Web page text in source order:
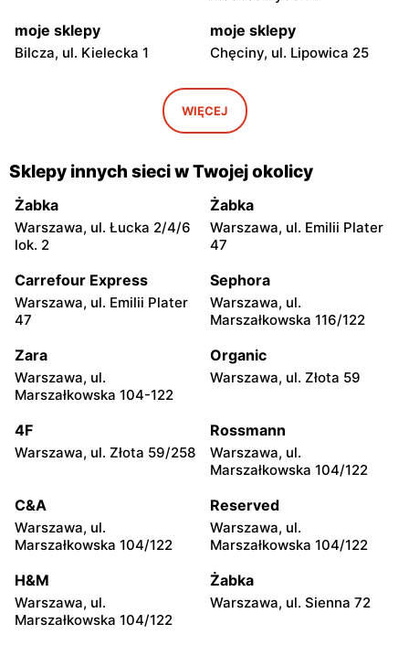
moje sklepy
Bilcza, ul. Kielecka 1
moje sklepy
Chęciny, ul. Lipowica 25
Iwaniska, ul. Ujazdowska 5
moje sklepy
Bogoria, ul. Rynek 30
Gorzyce, ul. Szkolna 44 Grębów, ul. Wydrza 180
moje sklepy
Jadachy, ul. Jadachy 111
moje sklepy
Jeżowe, ul. Zalesie 77
Kazimierza Wielka, ul.
Kolejowa 15
Kamień, ul. Błonie 23
Górki, ul. Górki 71
Gumniska, ul. Gumniska
157C
Iwierzyce, ul. Iwierzyce
152A
Tczew, ul. Franciszka Żwirki
61
Hyżne, ul. Hyżne 100 Jarosław, ul. Pełkińska 147
moje sklepy moje sklepy
WIĘCEJ
Sklepy innych sieci w Twojej okolicy
Żabka
Warszawa, ul. Łucka 2/4/6
lok. 2
Żabka
Warszawa, ul. Emilii Plater
47
Carrefour Express
Warszawa, ul. Emilii Plater
47
Sephora
Warszawa, ul.
Marszałkowska 116/122
Zara
Warszawa, ul.
Marszałkowska 104-122
Organic
Warszawa, ul. Złota 59
4F
Warszawa, ul. Złota 59/258
Rossmann
Warszawa, ul.
Marszałkowska 104/122
C&A
Warszawa, ul.
Marszałkowska 104/122
Reserved
Warszawa, ul.
Marszałkowska 104/122
H&M
Warszawa, ul.
Marszałkowska 104/122
Żabka
Warszawa, ul. Sienna 72